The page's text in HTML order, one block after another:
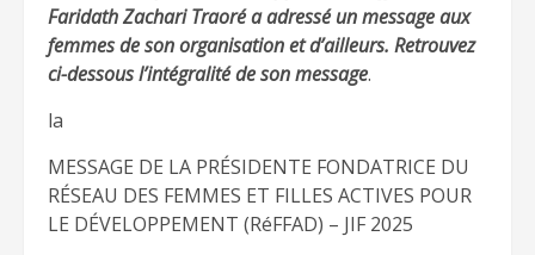
Faridath Zachari Traoré a adressé un message aux
femmes de son organisation et d’ailleurs. Retrouvez
ci-dessous l’intégralité de son message.
la
MESSAGE DE LA PRÉSIDENTE FONDATRICE DU
RÉSEAU DES FEMMES ET FILLES ACTIVES POUR
LE DÉVELOPPEMENT (RéFFAD) – JIF 2025